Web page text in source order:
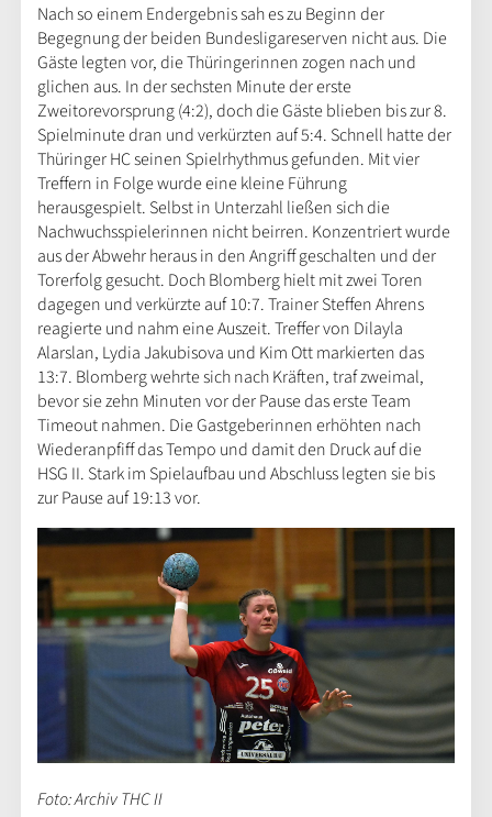
Nach so einem Endergebnis sah es zu Beginn der
Begegnung der beiden Bundesligareserven nicht aus. Die
Gäste legten vor, die Thüringerinnen zogen nach und
glichen aus. In der sechsten Minute der erste
Zweitorevorsprung (4:2), doch die Gäste blieben bis zur 8.
Spielminute dran und verkürzten auf 5:4. Schnell hatte der
Thüringer HC seinen Spielrhythmus gefunden. Mit vier
Treffern in Folge wurde eine kleine Führung
herausgespielt. Selbst in Unterzahl ließen sich die
Nachwuchsspielerinnen nicht beirren. Konzentriert wurde
aus der Abwehr heraus in den Angriff geschalten und der
Torerfolg gesucht. Doch Blomberg hielt mit zwei Toren
dagegen und verkürzte auf 10:7. Trainer Steffen Ahrens
reagierte und nahm eine Auszeit. Treffer von Dilayla
Alarslan, Lydia Jakubisova und Kim Ott markierten das
13:7. Blomberg wehrte sich nach Kräften, traf zweimal,
bevor sie zehn Minuten vor der Pause das erste Team
Timeout nahmen. Die Gastgeberinnen erhöhten nach
Wiederanpfiff das Tempo und damit den Druck auf die
HSG II. Stark im Spielaufbau und Abschluss legten sie bis
zur Pause auf 19:13 vor.
Foto: Archiv THC II